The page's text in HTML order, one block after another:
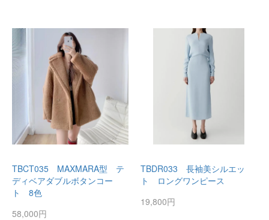
TBCT035 MAXMARA型 テ
ディベアダブルボタンコー
ト 8色
58,000円
TBDR033 長袖美シルエッ
ト ロングワンピース
19,800円